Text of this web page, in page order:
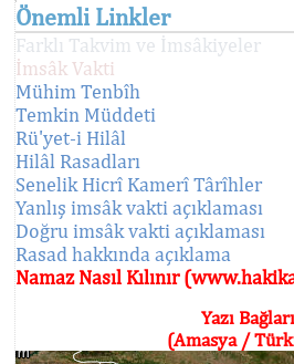
Önemli Linkler
Farklı Takvim ve İmsâkiyeler
İmsâk Vakti
Mühim Tenbîh
Temkin Müddeti
Rü'yet-i Hilâl
Hilâl Rasadları
Senelik Hicrî Kamerî Târîhler
Yanlış imsâk vakti açıklaması
Doğru imsâk vakti açıklaması
Rasad hakkında açıklama
Namaz Nasıl Kılınır
Yazı Bağları
(Amasya /